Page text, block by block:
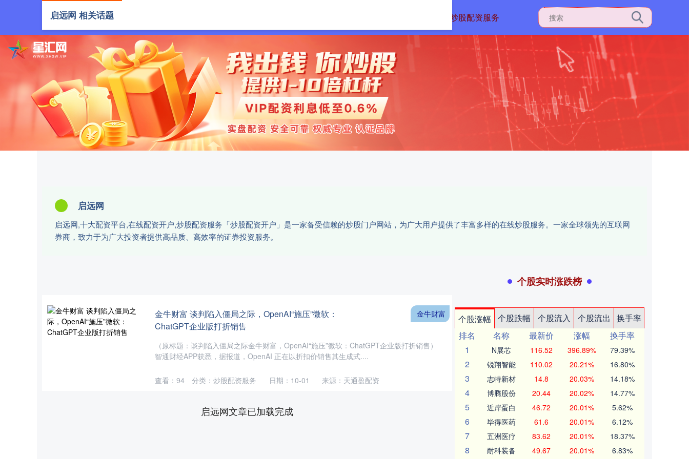
炒股配资服务
启远网
启远网,十大配资平台,在线配资开户,炒股配资服务「炒股配资开户」是一家备受信赖的炒股门户网站，为广大用户提供了丰富多样的在线炒股服务。一家全球领先的互联网
券商，致力于为广大投资者提供高品质、高效率的证券投资服务。
启远网 相关话题
金牛财富 谈判陷入僵局之际，OpenAI“施压”微软：
ChatGPT企业版打折销售
（原标题：谈判陷入僵局之际金牛财富，OpenAI“施压”微软：ChatGPT企业版打折销售）
智通财经APP获悉，据报道，OpenAI 正在以折扣价销售其生成式....
金牛财富
日期：10-01 来源：天通盈配资
查看： 94 分类： 炒股配资服务
启远网文章已加载完成
个股实时涨跌榜
个股涨幅 个股跌幅 个股流入 个股流出
换手率
排名
名称 最新价 涨幅
换手率
1
N展芯 116.52 396.89% 79.39%
2 锐翔智能 110.02 20.21% 16.80%
3 志特新材 14.8 20.03% 14.18%
4 博腾股份 20.44 20.02% 14.77%
5 近岸蛋白 46.72 20.01% 5.62%
6 毕得医药 61.6 20.01% 6.12%
7 五洲医疗 83.62 20.01% 18.37%
8 耐科装备 49.67 20.01% 6.83%